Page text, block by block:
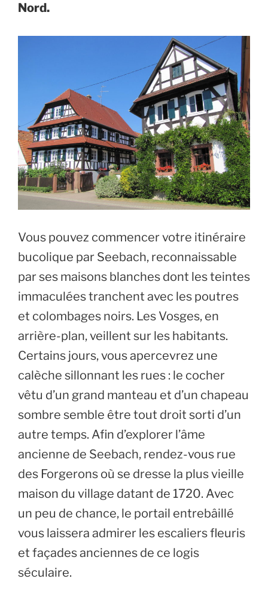
Nord.
Vous pouvez commencer votre itinéraire
bucolique par Seebach, reconnaissable
par ses maisons blanches dont les teintes
immaculées tranchent avec les poutres
et colombages noirs. Les Vosges, en
arrière-plan, veillent sur les habitants.
Certains jours, vous apercevrez une
calèche sillonnant les rues : le cocher
vêtu d’un grand manteau et d’un chapeau
sombre semble être tout droit sorti d’un
autre temps. Afin d’explorer l’âme
ancienne de Seebach, rendez-vous rue
des Forgerons où se dresse la plus vieille
maison du village datant de 1720. Avec
un peu de chance, le portail entrebâillé
vous laissera admirer les escaliers fleuris
et façades anciennes de ce logis
séculaire.